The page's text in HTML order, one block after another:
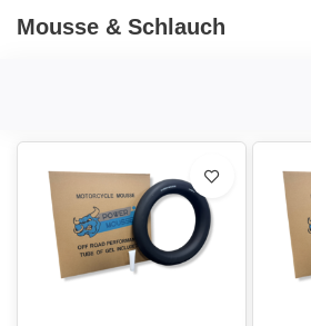
Mousse & Schlauch